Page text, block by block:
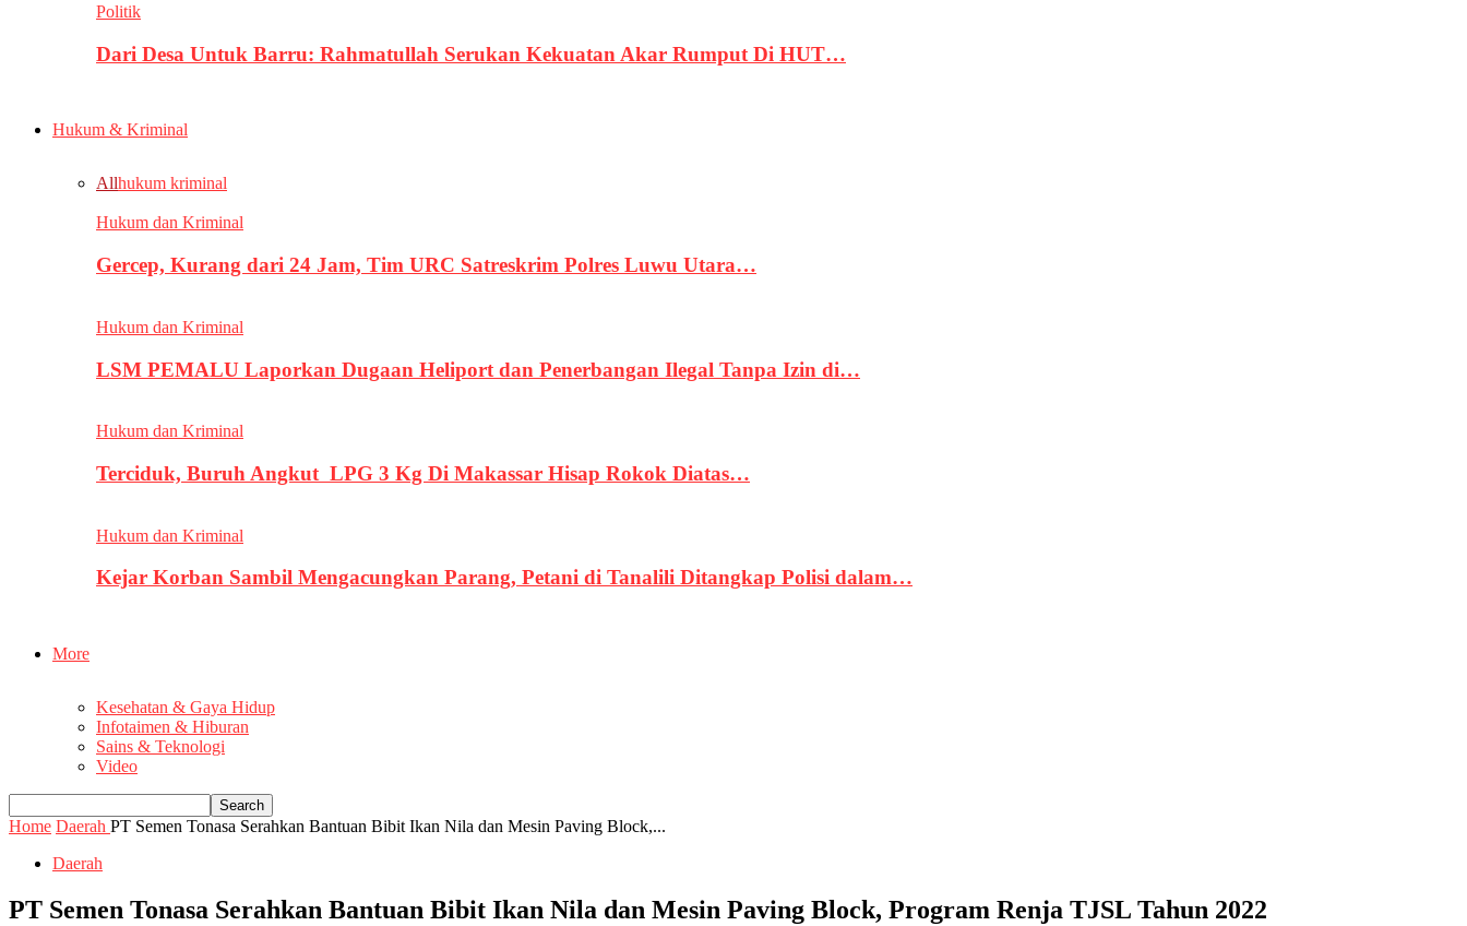
Politik
Dari Desa Untuk Barru: Rahmatullah Serukan Kekuatan Akar Rumput Di HUT…
Hukum & Kriminal
Allhukum kriminal
Hukum dan Kriminal
Gercep, Kurang dari 24 Jam, Tim URC Satreskrim Polres Luwu Utara…
Hukum dan Kriminal
LSM PEMALU Laporkan Dugaan Heliport dan Penerbangan Ilegal Tanpa Izin di…
Hukum dan Kriminal
Terciduk, Buruh Angkut LPG 3 Kg Di Makassar Hisap Rokok Diatas…
Hukum dan Kriminal
Kejar Korban Sambil Mengacungkan Parang, Petani di Tanalili Ditangkap Polisi dalam…
More
Kesehatan & Gaya Hidup
Infotaimen & Hiburan
Sains & Teknologi
Video
Home Daerah PT Semen Tonasa Serahkan Bantuan Bibit Ikan Nila dan Mesin Paving Block,...
Daerah
PT Semen Tonasa Serahkan Bantuan Bibit Ikan Nila dan Mesin Paving Block, Program Renja TJSL Tahun 2022